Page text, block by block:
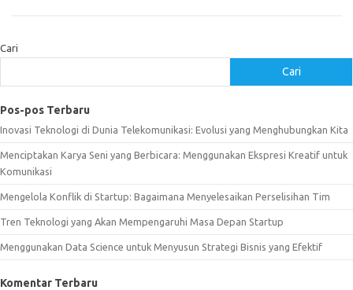
Cari
Cari
Pos-pos Terbaru
Inovasi Teknologi di Dunia Telekomunikasi: Evolusi yang Menghubungkan Kita
Menciptakan Karya Seni yang Berbicara: Menggunakan Ekspresi Kreatif untuk
Komunikasi
Mengelola Konflik di Startup: Bagaimana Menyelesaikan Perselisihan Tim
Tren Teknologi yang Akan Mempengaruhi Masa Depan Startup
Menggunakan Data Science untuk Menyusun Strategi Bisnis yang Efektif
Komentar Terbaru